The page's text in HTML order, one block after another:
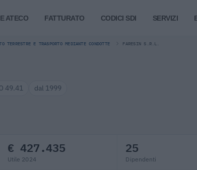
ATECO FATTURATO CODICI SDI SERVIZI
TERRESTRE E TRASPORTO MEDIANTE CONDOTTE FARESIN S.R.L.
49.41 dal 1999
€ 427.435
Utile 2024
25
Dipendenti